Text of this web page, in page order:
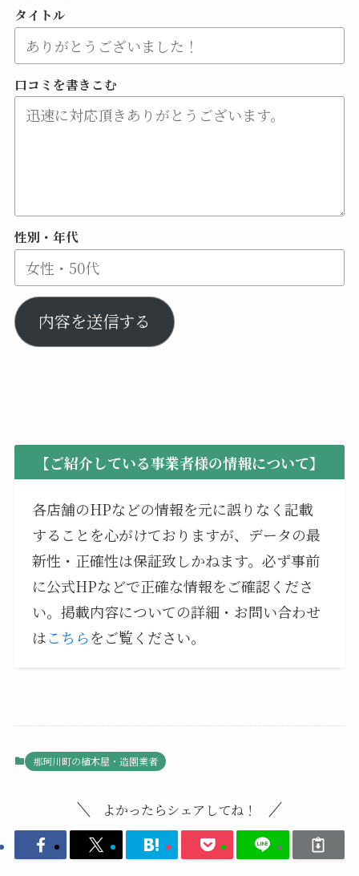
タイトル
口コミを書きこむ
性別・年代
内容を送信する
【ご紹介している事業者様の情報について】
各店舗のHPなどの情報を元に誤りなく記載
することを心がけておりますが、データの最
新性・正確性は保証致しかねます。必ず事前
に公式HPなどで正確な情報をご確認くださ
い。掲載内容についての詳細・お問い合わせ
はこちらをご覧ください。
那珂川町の植木屋・造園業者
よかったらシェアしてね！